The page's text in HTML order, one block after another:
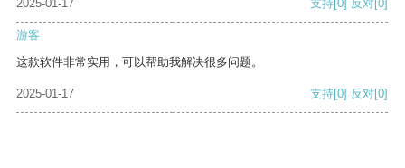
2025-01-17 支持[0] 反对[0]
游客
这款软件非常实用，可以帮助我解决很多问题。
2025-01-17 支持[0] 反对[0]